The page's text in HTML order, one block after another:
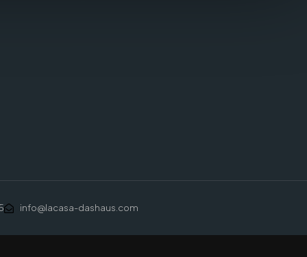
info@lacasa-dashaus.com